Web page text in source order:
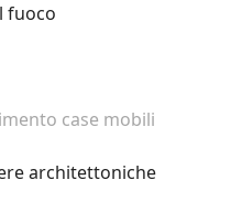
fuoco
case mobili
architettoniche